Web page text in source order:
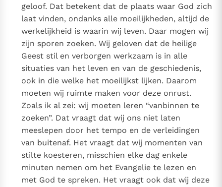
geloof. Dat betekent dat de plaats waar God zich
laat vinden, ondanks alle moeilijkheden, altijd de
werkelijkheid is waarin wij leven. Daar mogen wij
zijn sporen zoeken. Wij geloven dat de heilige
Geest stil en verborgen werkzaam is in alle
situaties van het leven en van de geschiedenis,
ook in die welke het moeilijkst lijken. Daarom
moeten wij ruimte maken voor deze onrust.
Zoals ik al zei: wij moeten leren “vanbinnen te
zoeken”. Dat vraagt dat wij ons niet laten
meeslepen door het tempo en de verleidingen
van buitenaf. Het vraagt dat wij momenten van
stilte koesteren, misschien elke dag enkele
minuten nemen om het Evangelie te lezen en
met God te spreken. Het vraagt ook dat wij deze